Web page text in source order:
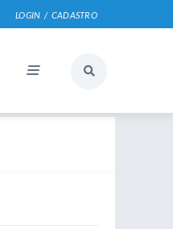
LOGIN / CADASTRO